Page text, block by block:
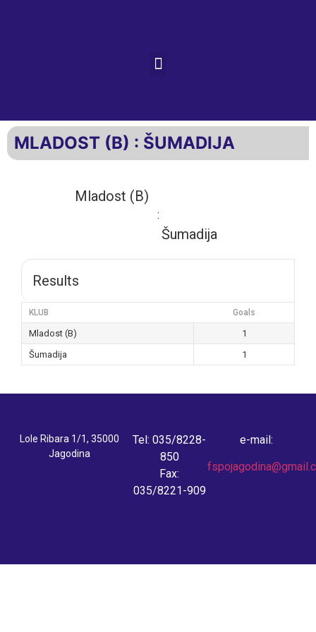
MLADOST (B) : ŠUMADIJA
Mladost (B)
:
Šumadija
Results
KLUB Goals
Mladost (B)
1
Šumadija
1
Lole Ribara 1/1, 35000
Jagodina
Tel: 035/8228-
850
Fax:
035/8221-909
e-mail: